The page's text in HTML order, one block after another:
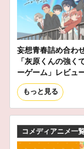
妄想青春詰め合わ
「灰原くんの強く
ーゲーム」レビュ
もっと見る
コメディアニメ一